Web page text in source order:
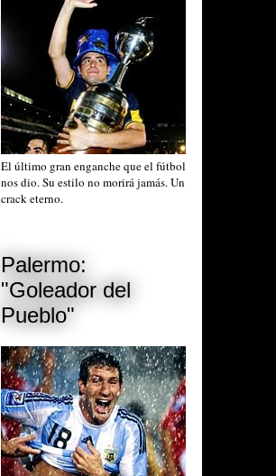
El último gran enganche que el fútbol
nos dio. Su estilo no morirá jamás. Un
crack eterno.
Palermo:
"Goleador del
Pueblo"